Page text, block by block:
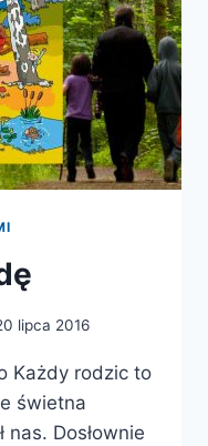
lipca 2016
Każdy rodzic to
świetna
nas. Dosłownie